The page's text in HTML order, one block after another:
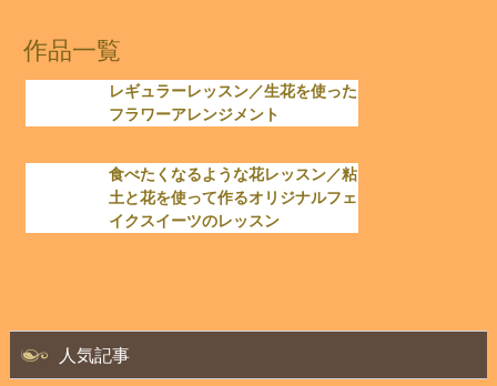
作品一覧
レギュラーレッスン／生花を使った
フラワーアレンジメント
食べたくなるような花レッスン／粘
土と花を使って作るオリジナルフェ
イクスイーツのレッスン
人気記事